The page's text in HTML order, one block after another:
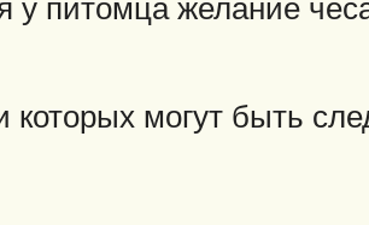
которых могут быть